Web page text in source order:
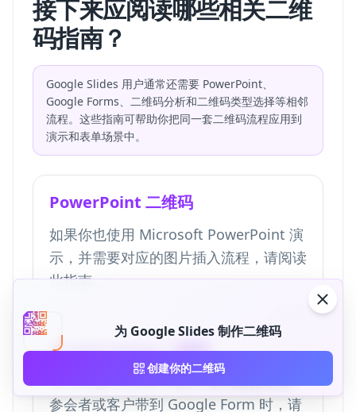
接下来应阅读哪些相关二维
码指南？
Google Slides 用户通常还需要 PowerPoint、
Google Forms、二维码分析和二维码类型选择等相邻
流程。这些指南可帮助你把同一套二维码流程应用到
演示和表单场景中。
PowerPoint 二维码
如果你也使用 Microsoft PowerPoint 演
示，并需要对应的图片插入流程，请阅读
此指南。
Google Forms 二维码
当 Google Slides 中的二维码要把学生、
参会者或客户带到 Google Form 时，请
为 Google Slides 制作二维码
创建你的二维码